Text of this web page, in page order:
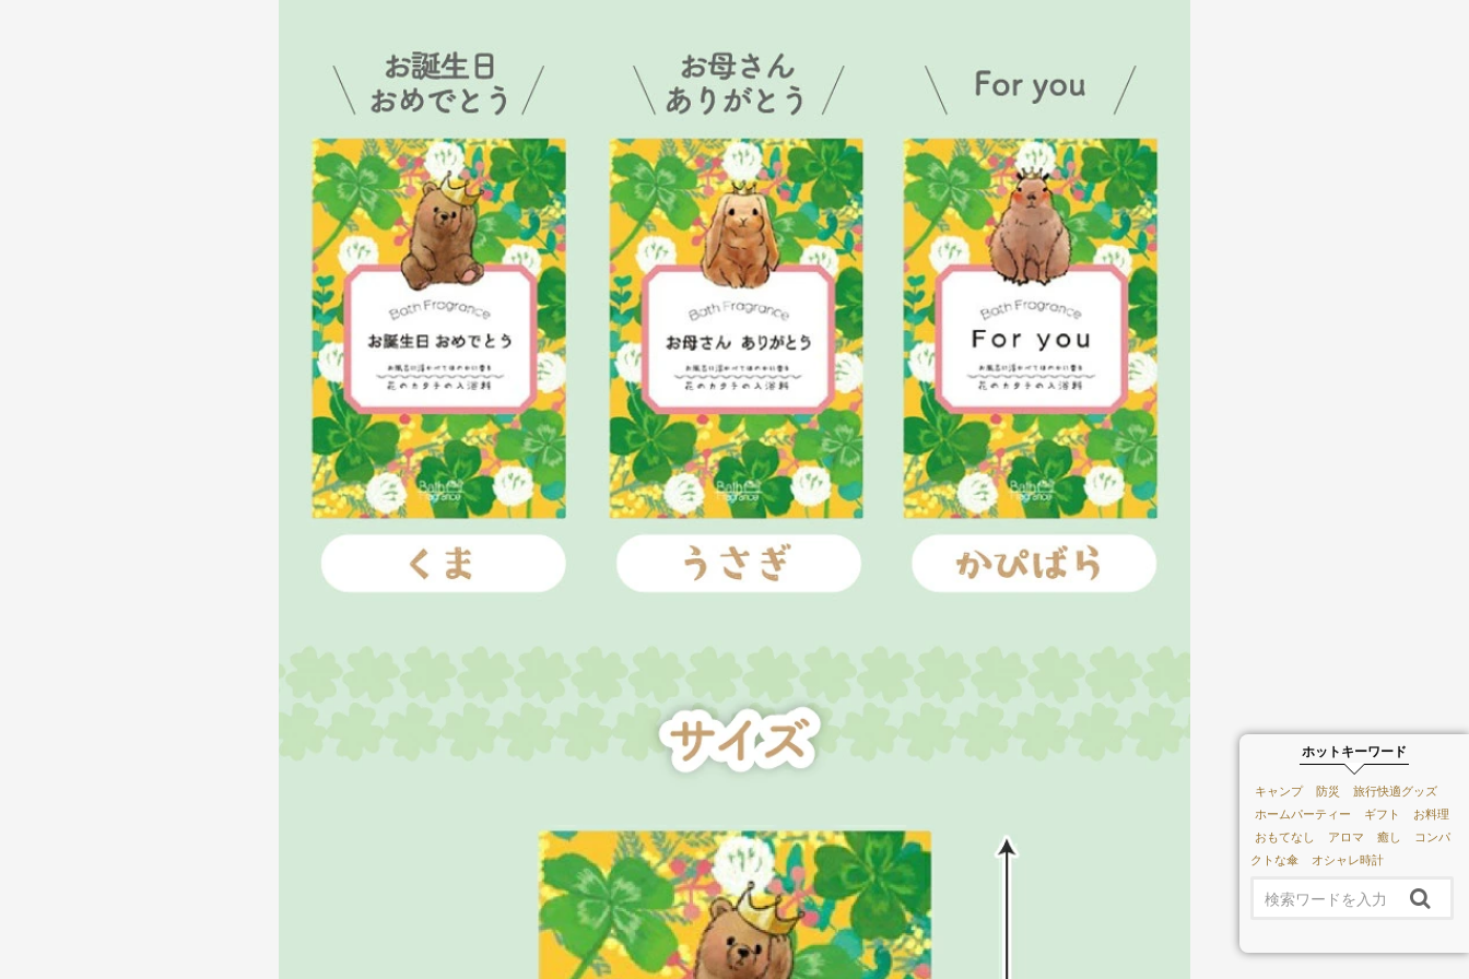
ホットキーワード
キャンプ 防災
旅行快適グッズ
ホームパーティー
ギフト
お料理
おもてなし
アロマ 癒し
コンパ
クトな傘
オシャレ時計